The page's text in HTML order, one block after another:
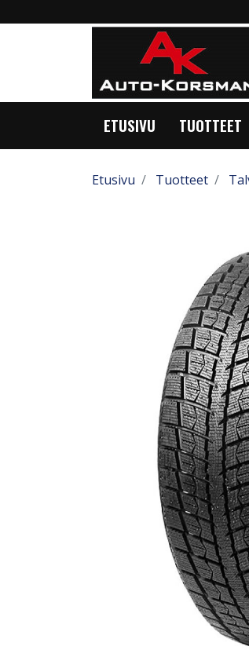
ETUSIVU TUOTTEET
Etusivu Tuotteet